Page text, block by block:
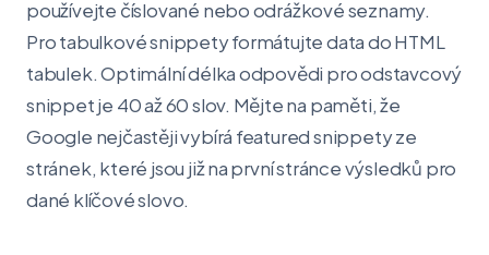
používejte číslované nebo odrážkové seznamy.
Pro tabulkové snippety formátujte data do HTML
tabulek. Optimální délka odpovědi pro odstavcový
snippet je 40 až 60 slov. Mějte na paměti, že
Google nejčastěji vybírá featured snippety ze
stránek, které jsou již na první stránce výsledků pro
dané klíčové slovo.